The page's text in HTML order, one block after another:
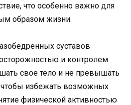
что особенно важно для
образом жизни.
суставов
и контролем
свое тело и не превышать
избежать возможных
физической активностью